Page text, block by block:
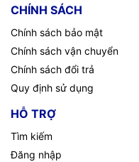
CHÍNH SÁCH
Chính sách bảo mật
Chính sách vận chuyển
Chính sách đổi trả
Quy định sử dụng
HỖ TRỢ
Tìm kiếm
Đăng nhập